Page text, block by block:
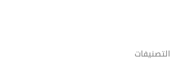
التصنيفات